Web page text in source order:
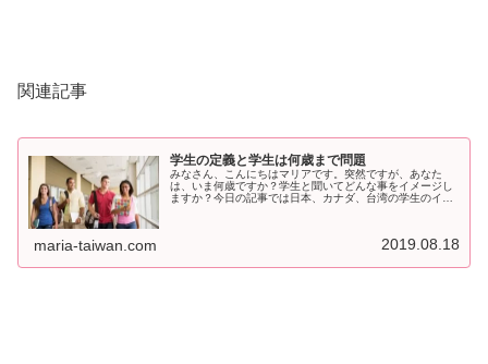
関連記事
学生の定義と学生は何歳まで問題
みなさん、こんにちはマリアです。突然ですが、あなた
は、いま何歳ですか？学生と聞いてどんな事をイメージし
ますか？今日の記事では日本、カナダ、台湾の学生のイメ
maria-taiwan.com 2019.08.18